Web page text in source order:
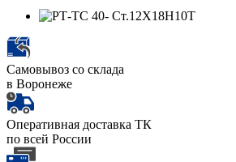
Самовывоз со склада
в Воронеже
Оперативная доставка ТК
по всей России